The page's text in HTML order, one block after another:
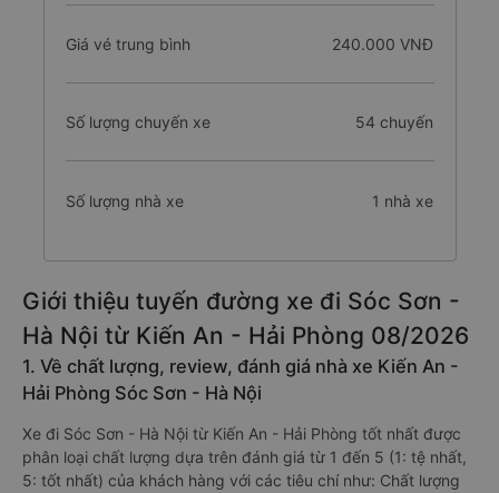
Giá vé trung bình 240.000 VNĐ
Số lượng chuyến xe 54 chuyến
Số lượng nhà xe 1 nhà xe
Giới thiệu tuyến đường xe đi Sóc Sơn -
Hà Nội từ Kiến An - Hải Phòng 08/2026
1. Về chất lượng, review, đánh giá nhà xe Kiến An -
Hải Phòng Sóc Sơn - Hà Nội
Xe đi Sóc Sơn - Hà Nội từ Kiến An - Hải Phòng tốt nhất được
phân loại chất lượng dựa trên đánh giá từ 1 đến 5 (1: tệ nhất,
5: tốt nhất) của khách hàng với các tiêu chí như: Chất lượng